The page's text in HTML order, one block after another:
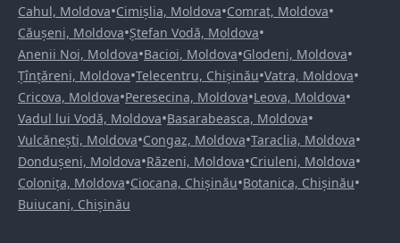
Cahul, Moldova•Cimișlia, Moldova•Comrat, Moldova•
Căușeni, Moldova•Ștefan Vodă, Moldova•
Anenii Noi, Moldova•Bacioi, Moldova•Glodeni, Moldova•
Țînțăreni, Moldova•Telecentru, Chișinău•Vatra, Moldova•
Cricova, Moldova•Peresecina, Moldova•Leova, Moldova•
Vadul lui Vodă, Moldova•Basarabeasca, Moldova•
Vulcănești, Moldova•Congaz, Moldova•Taraclia, Moldova•
Dondușeni, Moldova•Răzeni, Moldova•Criuleni, Moldova•
Colonița, Moldova•Ciocana, Chișinău•Botanica, Chișinău•
Buiucani, Chișinău